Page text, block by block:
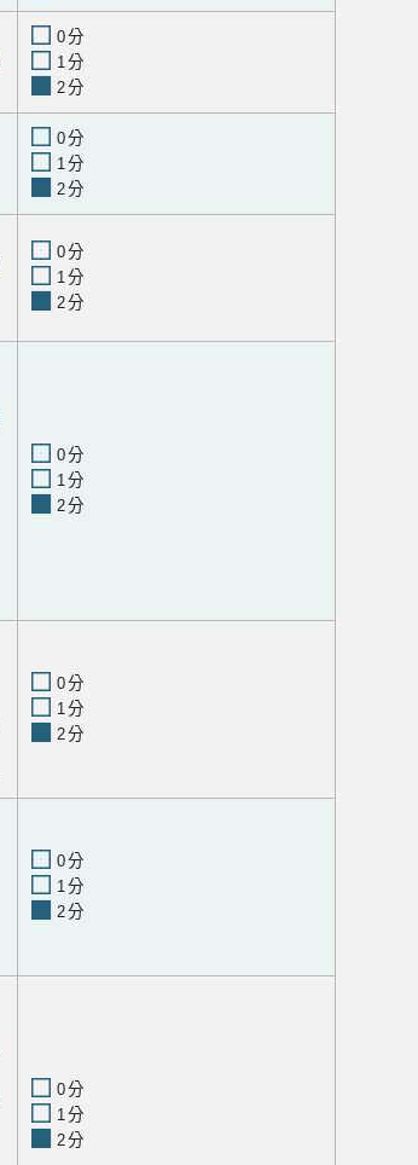
0分
1分
2分
0分
1分
2分
0分
1分
2分
0分
1分
2分
0分
1分
2分
0分
1分
2分
0分
1分
2分